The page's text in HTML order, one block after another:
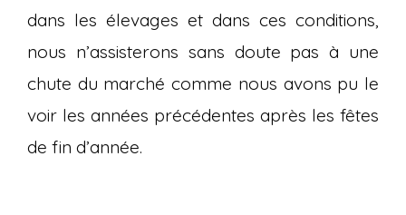
dans les élevages et dans ces conditions,
nous n’assisterons sans doute pas à une
chute du marché comme nous avons pu le
voir les années précédentes après les fêtes
de fin d’année.